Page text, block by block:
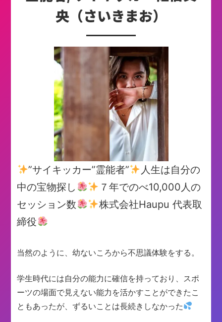
央（さいきまお）
”サイキッカー”霊能者”
人生は自分の
中の宝物探し
７年でのべ10,000人の
セッション数
株式会社Haupu 代表取
締役
当然のように、幼ないころから不思議体験をする。
学生時代には自分の能力に確信を持っており、スポ
ーツの場面で見えない能力を活かすことができたこ
ともあったが、ずるいことは長続きしなかった